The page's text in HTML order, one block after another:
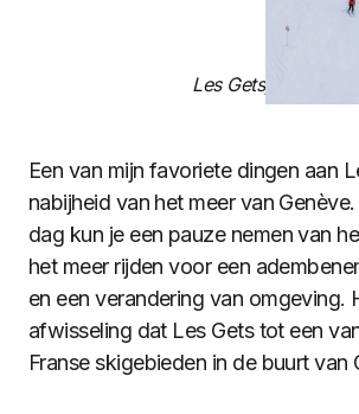
Les Gets, Genève
Een van mijn favoriete dingen aan
nabijheid van het meer van
dag kun je een pauze nemen van
het meer rijden voor een
en een verandering van omgeving.
afwisseling dat Les Gets tot een
Franse skigebieden in de buurt van